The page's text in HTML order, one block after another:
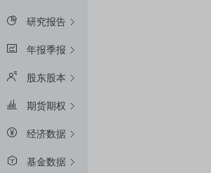
研究报告
年报季报
股东股本
期货期权
经济数据
基金数据